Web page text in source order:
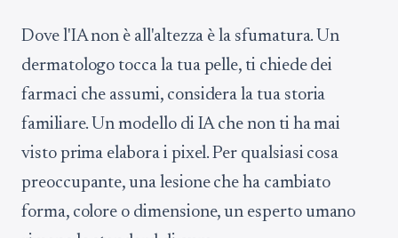
Dove l'IA non è all'altezza è la sfumatura. Un
dermatologo tocca la tua pelle, ti chiede dei
farmaci che assumi, considera la tua storia
familiare. Un modello di IA che non ti ha mai
visto prima elabora i pixel. Per qualsiasi cosa
preoccupante, una lesione che ha cambiato
forma, colore o dimensione, un esperto umano